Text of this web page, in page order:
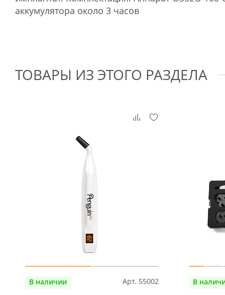
аккумулятора около 3 часов
ТОВАРЫ ИЗ ЭТОГО РАЗДЕЛА
В наличии Арт. 55002 В